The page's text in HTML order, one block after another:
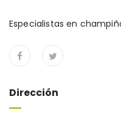
Especialistas en
Dirección